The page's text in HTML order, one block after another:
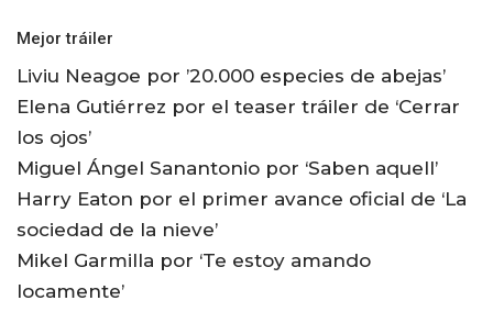
Mejor tráiler
Liviu Neagoe por ’20.000 especies de abejas’
Elena Gutiérrez por el teaser tráiler de ‘Cerrar
los ojos’
Miguel Ángel Sanantonio por ‘Saben aquell’
Harry Eaton por el primer avance oficial de ‘La
sociedad de la nieve’
Mikel Garmilla por ‘Te estoy amando
locamente’